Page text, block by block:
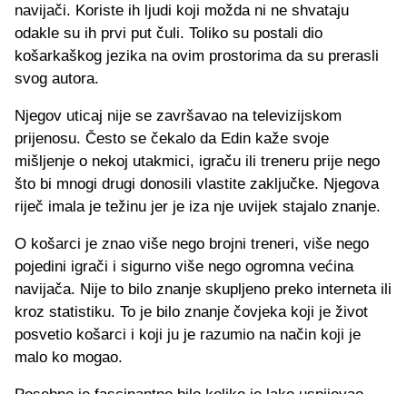
navijači. Koriste ih ljudi koji možda ni ne shvataju
odakle su ih prvi put čuli. Toliko su postali dio
košarkaškog jezika na ovim prostorima da su prerasli
svog autora.
Njegov uticaj nije se završavao na televizijskom
prijenosu. Često se čekalo da Edin kaže svoje
mišljenje o nekoj utakmici, igraču ili treneru prije nego
što bi mnogi drugi donosili vlastite zaključke. Njegova
riječ imala je težinu jer je iza nje uvijek stajalo znanje.
O košarci je znao više nego brojni treneri, više nego
pojedini igrači i sigurno više nego ogromna većina
navijača. Nije to bilo znanje skupljeno preko interneta ili
kroz statistiku. To je bilo znanje čovjeka koji je život
posvetio košarci i koji ju je razumio na način koji je
malo ko mogao.